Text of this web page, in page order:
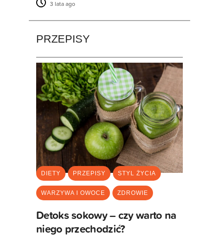
3 lata ago
PRZEPISY
DIETY PRZEPISY STYL ŻYCIA
WARZYWA I OWOCE ZDROWIE
Detoks sokowy – czy warto na
niego przechodzić?